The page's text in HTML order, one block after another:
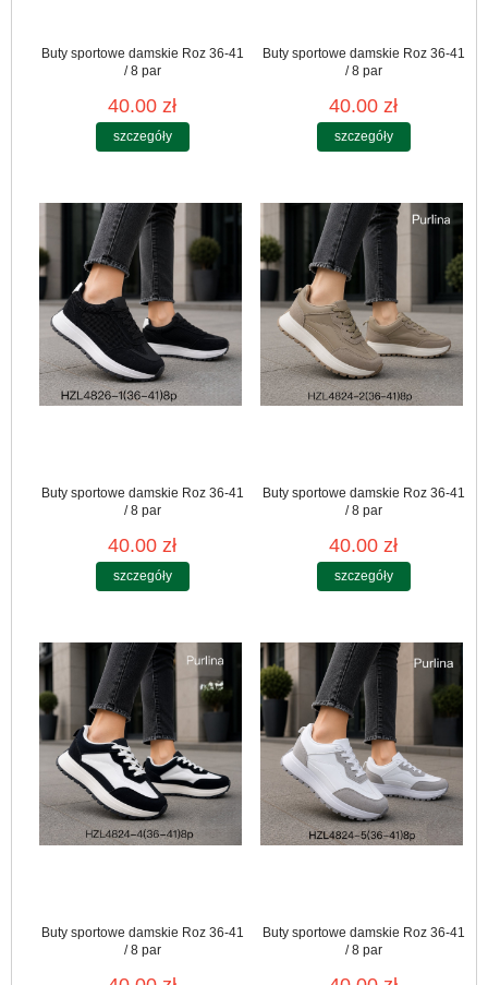
Buty sportowe damskie Roz 36-41
/ 8 par
40.00 zł
szczegóły
Buty sportowe damskie Roz 36-41
/ 8 par
40.00 zł
szczegóły
Buty sportowe damskie Roz 36-41
/ 8 par
40.00 zł
szczegóły
Buty sportowe damskie Roz 36-41
/ 8 par
40.00 zł
szczegóły
Buty sportowe damskie Roz 36-41
/ 8 par
Buty sportowe damskie Roz 36-41
/ 8 par